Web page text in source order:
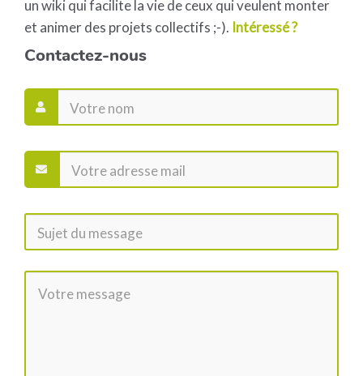
un wiki qui facilite la vie de ceux qui veulent monter
et animer des projets collectifs ;-). Intéressé ?
Contactez-nous